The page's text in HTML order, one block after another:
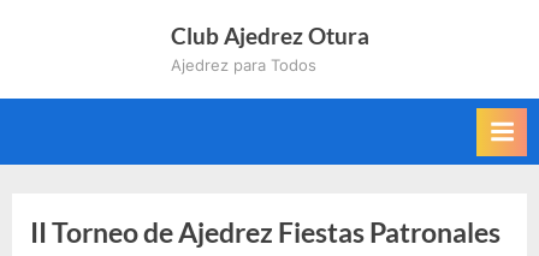
Club Ajedrez Otura
Ajedrez para Todos
II Torneo de Ajedrez Fiestas Patronales